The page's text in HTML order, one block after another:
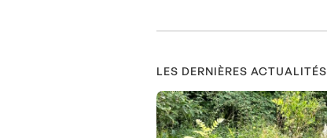
LES DERNIÈRES ACTUALITÉS